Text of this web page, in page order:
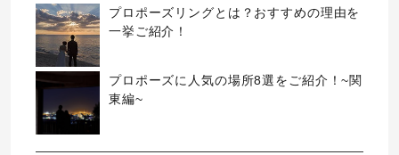
プロポーズリングとは？おすすめの理由を
一挙ご紹介！
プロポーズに人気の場所8選をご紹介！~関
東編~